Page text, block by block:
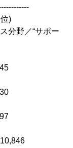
)
分野／“サポー